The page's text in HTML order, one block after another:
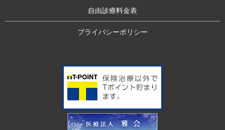
自由診療料金表
プライバシーポリシー